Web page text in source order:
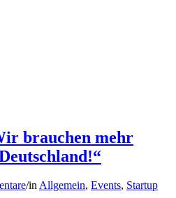
brauchen mehr
/inAllgemein, Events, Startup